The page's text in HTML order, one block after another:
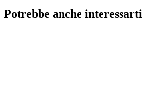
Potrebbe anche interessarti